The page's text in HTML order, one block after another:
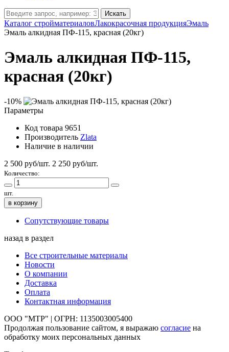
Искать
Каталог стройматериаловЛакокрасочная продукцияЭмаль
Эмаль алкидная ПФ-115, красная (20кг)
Эмаль алкидная ПФ-115,
красная (20кг)
-10%
Параметры
Код товара 9651
Производитель Zlata
Наличие в наличии
2 500 руб/шт. 2 250 руб/шт.
Количество:
шт.
в корзину
Сопутствующие товары
назад в раздел
Все строительные материалы
Новости
О компании
Доставка
Оплата
Контактная информация
ООО "МТР" | ОГРН: 1135003005400
Продолжая пользование сайтом, я выражаю согласие на
обработку моих персональных данных